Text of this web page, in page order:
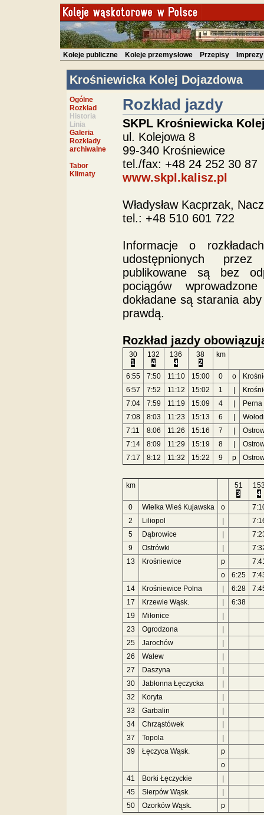
Koleje publiczne Koleje przemysłowe Przepisy Imprezy
Krośniewicka Kolej Dojazdowa
Ogólne
Rozkład
Historia
Linia
Galeria
Rozkłady
archiwalne
Tabor
Klimaty
Rozkład jazdy
SKPL Krośniewicka
ul. Kolejowa 8
99-340 Krośniewice
tel./fax: +48 24 252 30 87
www.skpl.kalisz.pl
Władysław Kacprzak,
tel.: +48 510 601 722
Informacje o
udostępnionych przez
publikowane są bez
pociągów
dokładane są starania
prawdą.
Rozkład jazdy
30
1
132
4
136
4
38
2
km
6:55 7:50 11:10 15:00 0 o
6:57
7:52 11:12 15:02 1 |
7:04
7:59 11:19 15:09 4 |
Perna
7:08
8:03 11:23 15:13 6 |
7:11
8:06 11:26 15:16 7 |
7:14
8:09 11:29 15:19 8 |
7:17
8:12 11:32 15:22 9 p
km
51
3
4
0
Wielka Wieś Kujawska o
2
Liliopol |
5
Dąbrowice |
9
Ostrówki |
13
Krośniewice p
o
6:25
14
Krośniewice Polna | 6:28
17
Krzewie Wąsk. |
6:38
19
Miłonice
|
23
Ogrodzona
|
25
Jarochów
|
26
Walew
|
27
Daszyna
|
30
Jabłonna Łęczycka
|
32
Koryta
|
33
Garbalin
|
34
Chrząstówek
|
37
Topola
|
39
Łęczyca Wąsk.
p
o
41
Borki Łęczyckie
|
45
Sierpów Wąsk.
|
50
Ozorków Wąsk. p